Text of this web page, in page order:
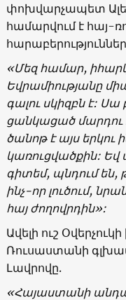
փոխվարչապետ
համարվում է
«Մեզ համար,
Եվրամիությանը
գալու սկիզբն է:
ցանկացած մարդու
ծանոթ է այս երկու
կառուցվածքին: Եվ
գիտեմ, պնդում են,
ինչ-որ լուծում,
հայ ժողովրդին»:
Ավելի ուշ
Ռուսաստանի
Լավրովը.
«Հայաստանի